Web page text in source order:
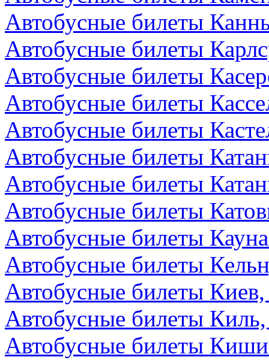
Автобусные билеты
Автобусные билеты
Автобусные билеты
Автобусные билеты
Автобусные билеты
Автобусные билеты
Автобусные билеты
Автобусные билеты
Автобусные билеты
Автобусные билеты
Автобусные билеты
Автобусные билеты
Автобусные билеты